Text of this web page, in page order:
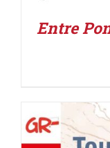
Entre